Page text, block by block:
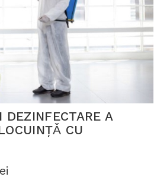
DEZINFECTARE A
CU